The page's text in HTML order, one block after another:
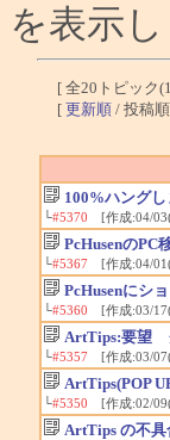
を表示し
[ 全20トピッ
[ 更新順 / 投稿
100%ハング
└#5370 [作成:04/
PcHusenのPC
└#5367[作成:04/
PcHusenにシ
└#5360 [作成:03/
ArtTips:要望
└#5357[作成:03/
ArtTips(POP
└#5350 [作成:02/
ArtTips の不具